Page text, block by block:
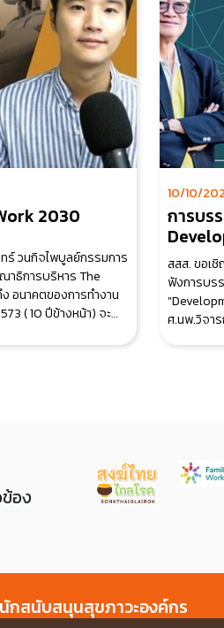
2030
วนกิจไพบูลย์กรรมการ
าธิการบริหาร The
อนาคตของการทำงาน
( 10 ปีข้างหน้า) จะ
10/10/
การบร
สสส. ขอเ
ฟังการบร
ศ.นพ.วิจา
อง
กสนับสนุนสุขภาวะองค์กร